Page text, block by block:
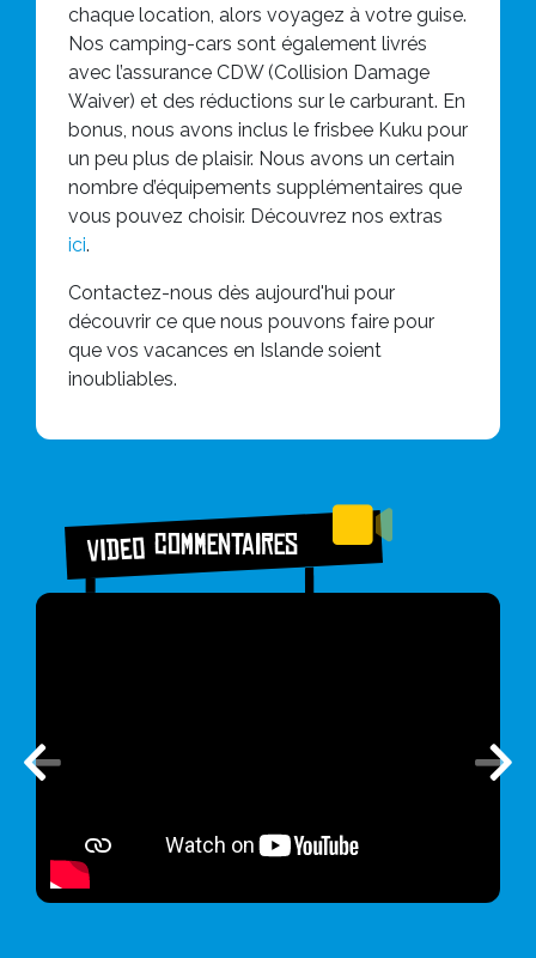
chaque location, alors voyagez à votre guise.
Nos camping-cars sont également livrés
avec l’assurance CDW (Collision Damage
Waiver) et des réductions sur le carburant. En
bonus, nous avons inclus le frisbee Kuku pour
un peu plus de plaisir. Nous avons un certain
nombre d’équipements supplémentaires que
vous pouvez choisir. Découvrez nos extras
ici.
Contactez-nous dès aujourd'hui pour
découvrir ce que nous pouvons faire pour
que vos vacances en Islande soient
inoubliables.
Video Commentaires